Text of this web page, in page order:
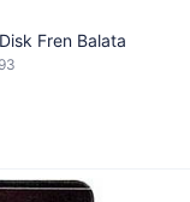
Fren Balata